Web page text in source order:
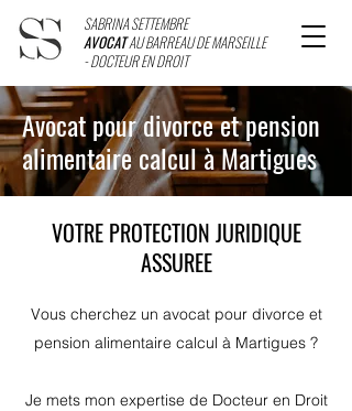
SABRINA SETTEMBRE
AVOCATAU BARREAU DE MARSEILLE
- DOCTEUR EN DROIT
Avocat pour divorce et pension
alimentaire calcul à Martigues
VOTRE PROTECTION JURIDIQUE
ASSUREE
Vous cherchez un avocat pour divorce et
pension alimentaire calcul à Martigues ?
Je mets mon expertise de Docteur en Droit